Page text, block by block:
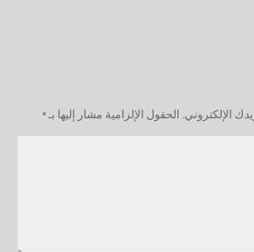
الإلكتروني. الحقول الإلزامية مشار إليها بـ *